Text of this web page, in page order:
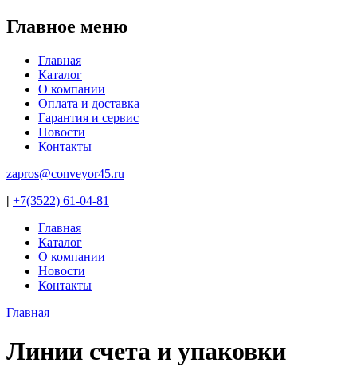
Jump to navigation
Главное меню
Главная
Каталог
О компании
Оплата и доставка
Гарантия и сервис
Новости
Контакты
zapros@conveyor45.ru
| +7(3522) 61-04-81
Главная
Каталог
О компании
Новости
Контакты
Главная
Линии счета и упаковки